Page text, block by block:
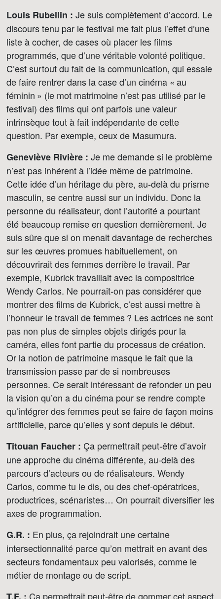
Louis Rubellin : Je suis complètement d’accord. Le
discours tenu par le festival me fait plus l’effet d’une
liste à cocher, de cases où placer les films
programmés, que d’une véritable volonté politique.
C’est surtout du fait de la communication, qui essaie
de faire rentrer dans la case d’un cinéma « au
féminin » (le mot matrimoine n’est pas utilisé par le
festival) des films qui ont parfois une valeur
intrinsèque tout à fait indépendante de cette
question. Par exemple, ceux de Masumura.
Geneviève Rivière : Je me demande si le problème
n’est pas inhérent à l’idée même de patrimoine.
Cette idée d’un héritage du père, au-delà du prisme
masculin, se centre aussi sur un individu. Donc la
personne du réalisateur, dont l’autorité a pourtant
été beaucoup remise en question dernièrement. Je
suis sûre que si on menait davantage de recherches
sur les œuvres promues habituellement, on
découvrirait des femmes derrière le travail. Par
exemple, Kubrick travaillait avec la compositrice
Wendy Carlos. Ne pourrait-on pas considérer que
montrer des films de Kubrick, c’est aussi mettre à
l’honneur le travail de femmes ? Les actrices ne sont
pas non plus de simples objets dirigés pour la
caméra, elles font partie du processus de création.
Or la notion de patrimoine masque le fait que la
transmission passe par de si nombreuses
personnes. Ce serait intéressant de refonder un peu
la vision qu’on a du cinéma pour se rendre compte
qu’intégrer des femmes peut se faire de façon moins
artificielle, parce qu’elles y sont depuis le début.
Titouan Faucher : Ça permettrait peut-être d’avoir
une approche du cinéma différente, au-delà des
parcours d’acteurs ou de réalisateurs. Wendy
Carlos, comme tu le dis, ou des chef-opératrices,
productrices, scénaristes… On pourrait diversifier les
axes de programmation.
G.R. : En plus, ça rejoindrait une certaine
intersectionnalité parce qu’on mettrait en avant des
secteurs fondamentaux peu valorisés, comme le
métier de montage ou de script.
Ça permettrait peut-être de gommer cet aspect